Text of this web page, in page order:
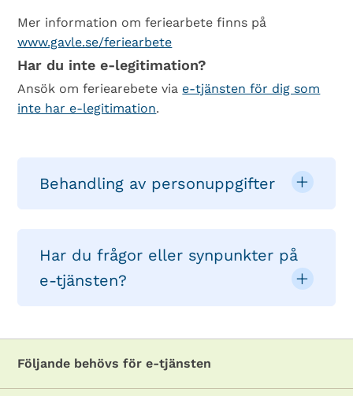
Mer information om feriearbete finns på
www.gavle.se/feriearbete
Har du inte e-legitimation?
Ansök om feriearebete via e-tjänsten för dig som
inte har e-legitimation.
Behandling av personuppgifter
Har du frågor eller synpunkter på
e-tjänsten?
Följande behövs för e-tjänsten